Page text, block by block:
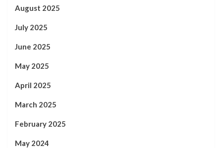
August 2025
July 2025
June 2025
May 2025
April 2025
March 2025
February 2025
May 2024